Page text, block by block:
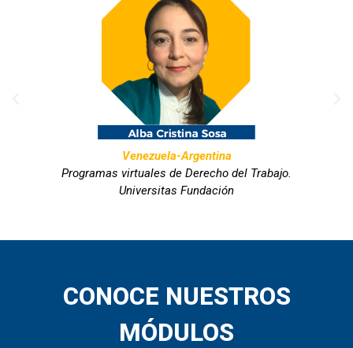
Venezuela-Argentina
Programas virtuales de Derecho del Trabajo.
Universitas Fundación
CONOCE NUESTROS
MÓDULOS